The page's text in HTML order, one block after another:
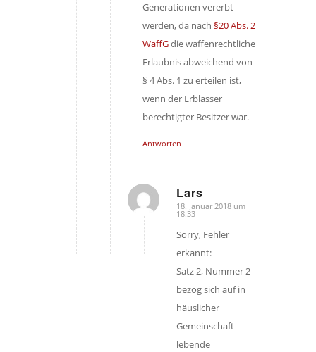
Generationen vererbt
werden, da nach §20 Abs. 2
WaffGdie waffenrechtliche
Erlaubnis abweichend von
§ 4 Abs. 1 zu erteilen ist,
wenn der Erblasser
berechtigter Besitzer war.
Antworten
Lars
sagte:
18. Januar 2018 um
18:33
Sorry, Fehler
erkannt:
Satz 2, Nummer 2
bezog sich auf in
häuslicher
Gemeinschaft
lebende